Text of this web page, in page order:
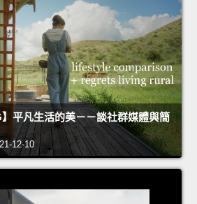
】平凡生活的美－－談社群媒體與簡
12-10